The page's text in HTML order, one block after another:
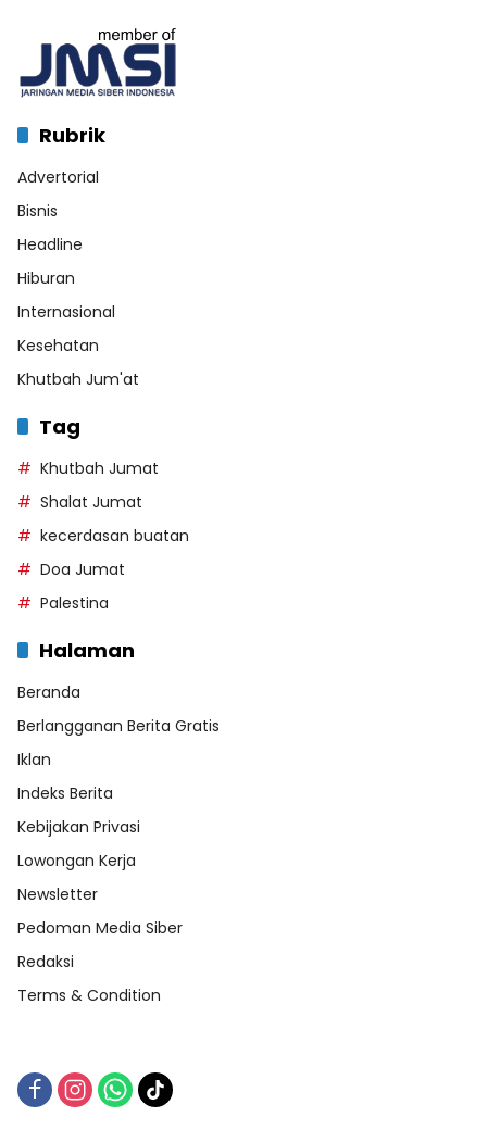
Rubrik
Advertorial
Bisnis
Headline
Hiburan
Internasional
Kesehatan
Khutbah Jum'at
Tag
Khutbah Jumat
Shalat Jumat
kecerdasan buatan
Doa Jumat
Palestina
Halaman
Beranda
Berlangganan Berita Gratis
Iklan
Indeks Berita
Kebijakan Privasi
Lowongan Kerja
Newsletter
Pedoman Media Siber
Redaksi
Terms & Condition